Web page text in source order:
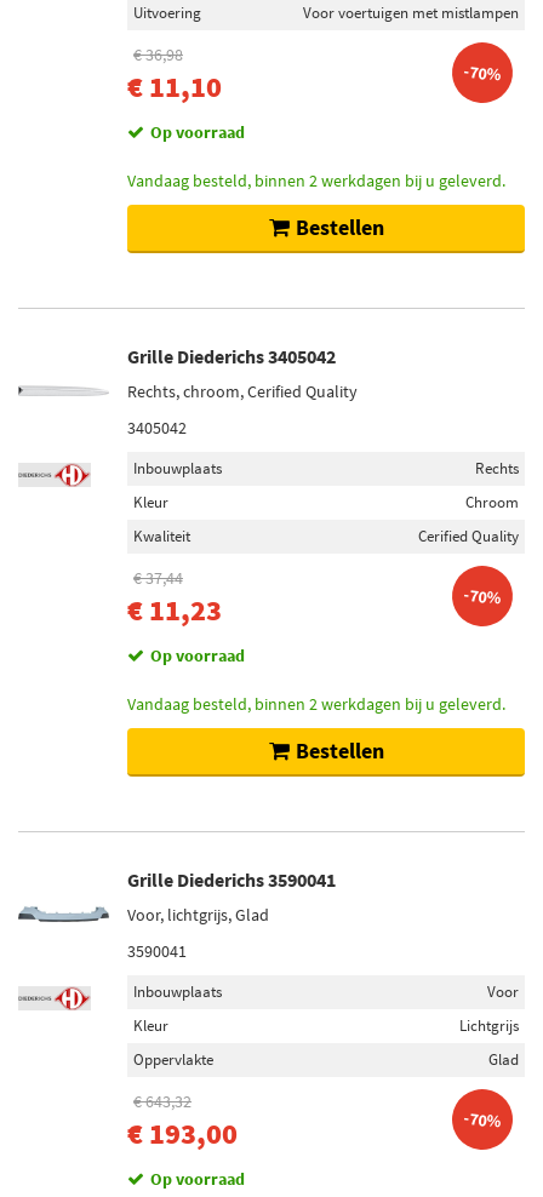
Uitvoering Voor voertuigen met mistlampen
€ 36,98
€ 11,10 -70%
Op voorraad
Vandaag besteld, binnen 2 werkdagen bij u geleverd.
Bestellen
Grille Diederichs 3405042
Rechts, chroom, Cerified Quality
3405042
Inbouwplaats
Rechts
Kleur
Chroom
Kwaliteit
Cerified Quality
€ 37,44
€ 11,23 -70%
Op voorraad
Vandaag besteld, binnen 2 werkdagen bij u geleverd.
Bestellen
Grille Diederichs 3590041
Voor, lichtgrijs, Glad
3590041
Inbouwplaats
Voor
Kleur
Lichtgrijs
Oppervlakte
Glad
€ 643,32
€ 193,00 -70%
Op voorraad